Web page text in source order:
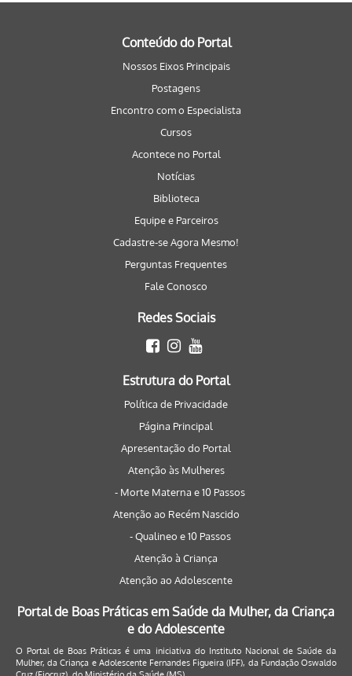
Conteúdo do Portal
Nossos Eixos Principais
Postagens
Encontro com o Especialista
Cursos
Acontece no Portal
Notícias
Biblioteca
Equipe e Parceiros
Cadastre-se Agora Mesmo!
Perguntas Frequentes
Fale Conosco
Redes Sociais
Estrutura do Portal
Política de Privacidade
Página Principal
Apresentação do Portal
Atenção às Mulheres
- Morte Materna e 10 Passos
Atenção ao Recém Nascido
- Qualineo e 10 Passos
Atenção à Criança
Atenção ao Adolescente
Portal de Boas Práticas em Saúde da Mulher, da Criança
e do Adolescente
O Portal de Boas Práticas é uma iniciativa do Instituto Nacional de Saúde da
Mulher, da Criança e Adolescente Fernandes Figueira (IFF), da Fundação Oswaldo